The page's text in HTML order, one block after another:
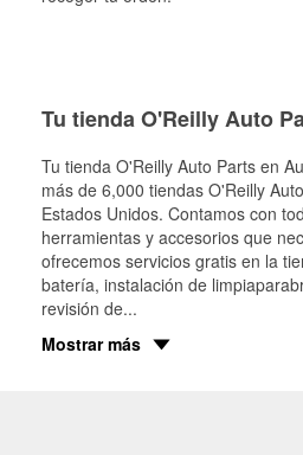
Tu tienda O'Reilly Auto
Tu tienda O'Reilly Auto Parts en
más de 6,000 tiendas O'Reilly
Estados Unidos. Contamos con
herramientas y accesorios que
ofrecemos servicios gratis en la
batería, instalación de
revisión de...
Mostrar más